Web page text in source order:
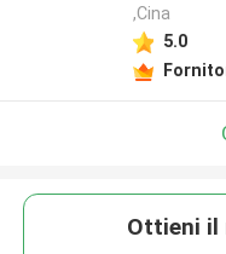
,Cina
5.0
Ottieni il